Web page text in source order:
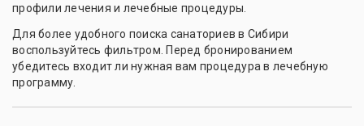
профили лечения и лечебные процедуры.
Для более удобного поиска санаториев в Сибири
воспользуйтесь фильтром. Перед бронированием
убедитесь входит ли нужная вам процедура в лечебную
программу.